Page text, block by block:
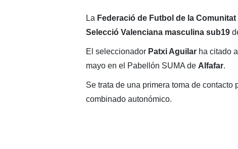
La Federació de Futbol de la Comunitat
Selecció Valenciana masculina sub19
El seleccionador Patxi Aguilar ha citado
mayo en el Pabellón SUMA de Alfafar.
Se trata de una primera toma de
combinado autonómico.